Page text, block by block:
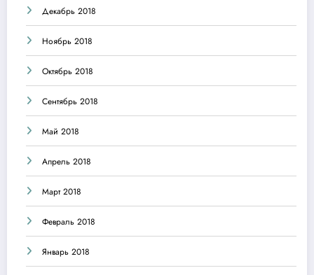
Декабрь 2018
Ноябрь 2018
Октябрь 2018
Сентябрь 2018
Май 2018
Апрель 2018
Март 2018
Февраль 2018
Январь 2018